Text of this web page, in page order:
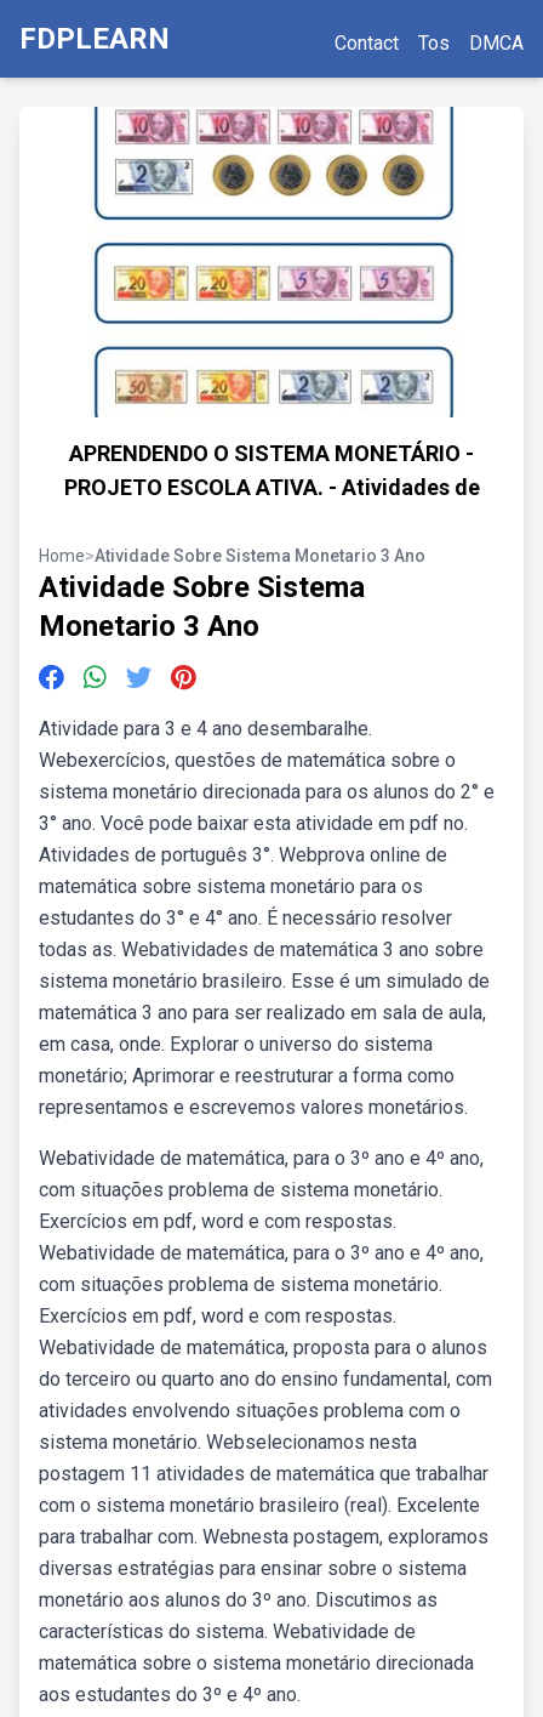
FDPLEARN Contact Tos DMCA
APRENDENDO O SISTEMA MONETÁRIO -
PROJETO ESCOLA ATIVA. - Atividades de
Home>Atividade Sobre Sistema Monetario 3 Ano
Atividade Sobre Sistema
Monetario 3 Ano
Atividade para 3 e 4 ano desembaralhe.
Webexercícios, questões de matemática sobre o
sistema monetário direcionada para os alunos do 2° e
3° ano. Você pode baixar esta atividade em pdf no.
Atividades de português 3°. Webprova online de
matemática sobre sistema monetário para os
estudantes do 3° e 4° ano. É necessário resolver
todas as. Webatividades de matemática 3 ano sobre
sistema monetário brasileiro. Esse é um simulado de
matemática 3 ano para ser realizado em sala de aula,
em casa, onde. Explorar o universo do sistema
monetário; Aprimorar e reestruturar a forma como
representamos e escrevemos valores monetários.
Webatividade de matemática, para o 3º ano e 4º ano,
com situações problema de sistema monetário.
Exercícios em pdf, word e com respostas.
Webatividade de matemática, para o 3º ano e 4º ano,
com situações problema de sistema monetário.
Exercícios em pdf, word e com respostas.
Webatividade de matemática, proposta para o alunos
do terceiro ou quarto ano do ensino fundamental, com
atividades envolvendo situações problema com o
sistema monetário. Webselecionamos nesta
postagem 11 atividades de matemática que trabalhar
com o sistema monetário brasileiro (real). Excelente
para trabalhar com. Webnesta postagem, exploramos
diversas estratégias para ensinar sobre o sistema
monetário aos alunos do 3º ano. Discutimos as
características do sistema. Webatividade de
matemática sobre o sistema monetário direcionada
aos estudantes do 3º e 4º ano.